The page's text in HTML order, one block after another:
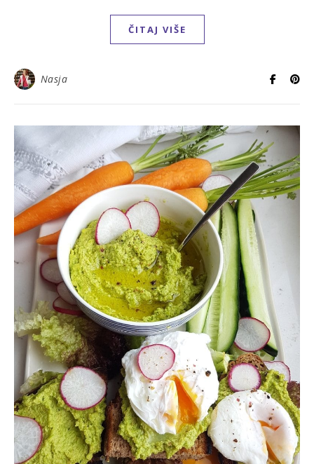
ČITAJ VIŠE
Nasja